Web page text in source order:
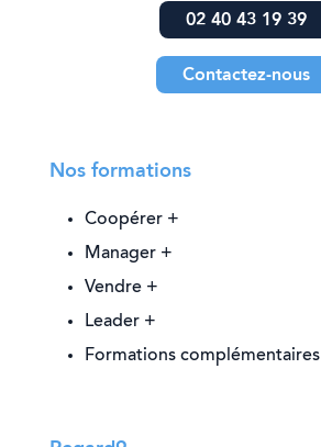
02 40 43 19 39
Contactez-nous
Nos formations
Coopérer +
Manager +
Vendre +
Leader +
Formations complémentaires